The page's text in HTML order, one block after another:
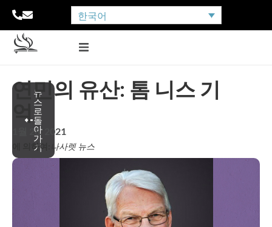
한국어
뉴
스
로
돌
아
가
기
연민의 유산: 톰 니스 기
억
1월 28, 2021
에 의하여: 나사렛 뉴스